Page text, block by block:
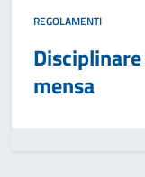
REGOLAMENTI
mensa